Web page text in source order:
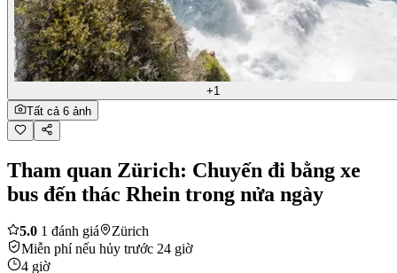
+1
Tất cả 6 ảnh
Tham quan Zürich: Chuyến đi bằng xe
bus đến thác Rhein trong nửa ngày
5.0 1 đánh giá
Zürich
Miễn phí nếu hủy trước 24 giờ
4 giờ